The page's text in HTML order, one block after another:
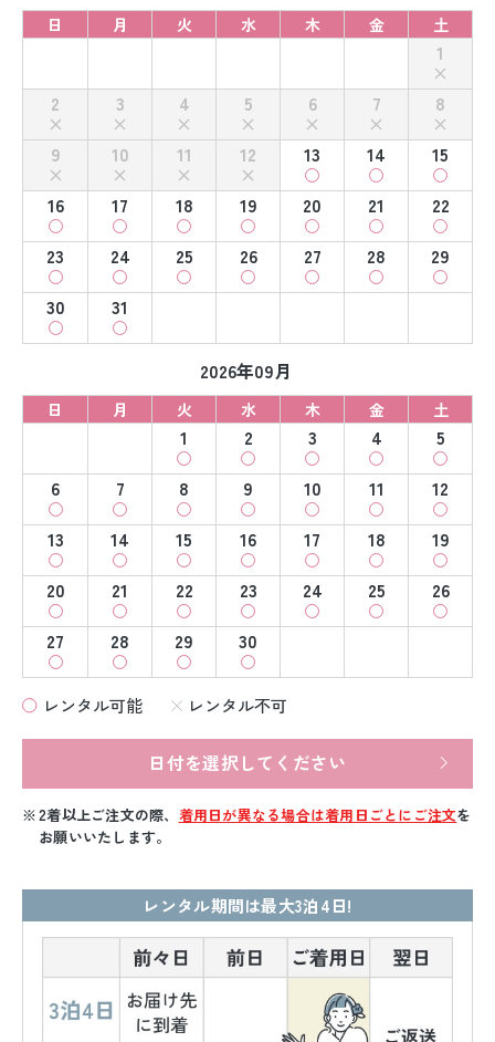
日
月 火 水 木 金 土
1
2
3 4 5 6 7
8
9
10 11 12 13 14
15
16
17 18 19 20 21
22
23
24 25 26 27 28
29
30
31
2026年09月
日 月 火 水 木 金 土
1 2 3 4
5
6
7 8 9 10 11
12
13
14 15 16 17 18
19
20
21 22 23 24 25
26
27
28 29 30
レンタル可能 レンタル不可
日付を選択してください
2着以上ご注文の際、 着用日が異なる場合は着用日ごとにご注文を
お願いいたします。
レンタル期間は最大3泊4日!